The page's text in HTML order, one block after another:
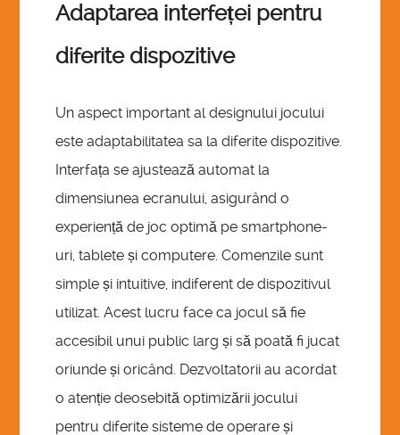
Adaptarea interfeței pentru
diferite dispozitive
Un aspect important al designului jocului
este adaptabilitatea sa la diferite dispozitive.
Interfața se ajustează automat la
dimensiunea ecranului, asigurând o
experiență de joc optimă pe smartphone-
uri, tablete și computere. Comenzile sunt
simple și intuitive, indiferent de dispozitivul
utilizat. Acest lucru face ca jocul să fie
accesibil unui public larg și să poată fi jucat
oriunde și oricând. Dezvoltatorii au acordat
o atenție deosebită optimizării jocului
pentru diferite sisteme de operare și